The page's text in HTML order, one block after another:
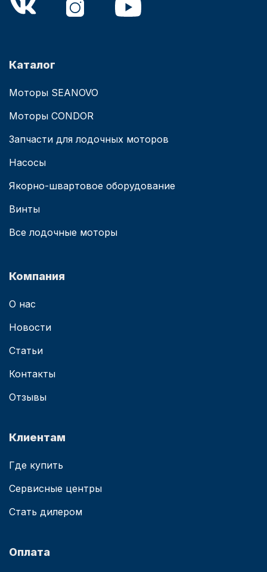
Каталог
Моторы SEANOVO
Моторы CONDOR
Запчасти для лодочных моторов
Насосы
Якорно-швартовое оборудование
Винты
Все лодочные моторы
Компания
О нас
Новости
Статьи
Контакты
Отзывы
Клиентам
Где купить
Сервисные центры
Стать дилером
Оплата